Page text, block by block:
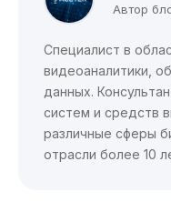
Автор
Специалист в
видеоаналитики,
данных.
систем и средств
различные сферы
отрасли более 10